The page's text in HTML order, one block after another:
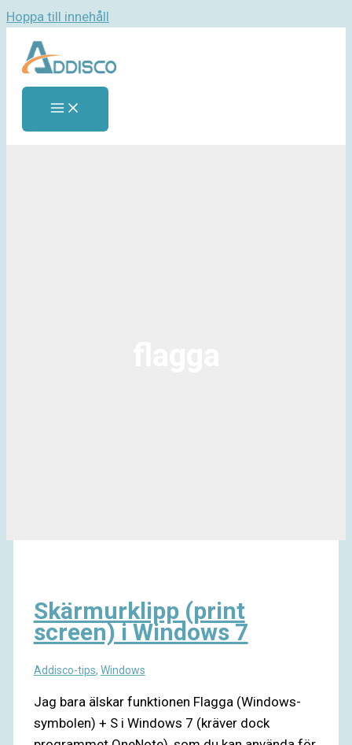
Hoppa till innehåll
Skärmurklipp (print
screen) i Windows 7
Addisco-tips, Windows
Jag bara älskar funktionen Flagga (Windows-
symbolen) + S i Windows 7 (kräver dock